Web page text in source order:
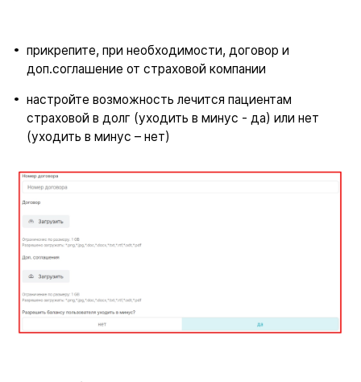
прикрепите, при необходимости, договор и
доп.соглашение от страховой компании
настройте возможность лечится пациентам
страховой в долг (уходить в минус - да) или нет
(уходить в минус – нет)